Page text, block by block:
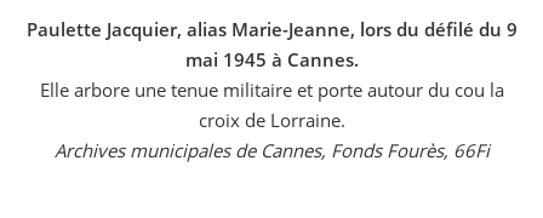
Paulette Jacquier, alias Marie-Jeanne, lors du défilé du 9
mai 1945 à Cannes.
Elle arbore une tenue militaire et porte autour du cou la
croix de Lorraine.
Archives municipales de Cannes, Fonds Fourès, 66Fi